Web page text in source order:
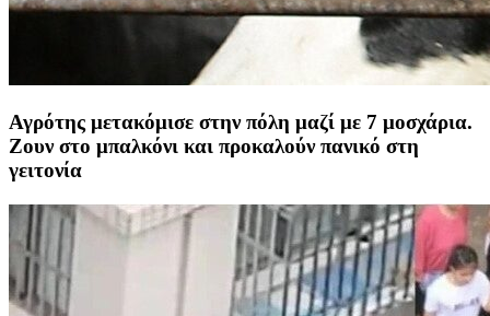
Αγρότης μετακόμισε στην πόλη μαζί με 7 μοσχάρια.
Ζουν στο μπαλκόνι και προκαλούν πανικό στη
γειτονία